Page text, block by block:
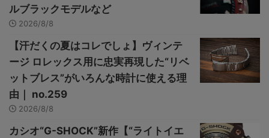
ルブラックモデルなど
2026/8/8
【汗だくの夏はコレでしょ】ヴィンテ
ージ ロレックス用に忠実再現した“リベ
ットブレス”がいろんな時計に使える理
由｜ no.259
2026/8/8
カシオ“G-SHOCK”新作【“ライトイエ